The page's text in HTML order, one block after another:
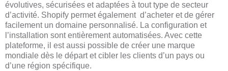
évolutives, sécurisées et adaptées à tout type de secteur
d’activité. Shopify permet également d’acheter et de gérer
facilement un domaine personnalisé. La configuration et
l’installation sont entièrement automatisées. Avec cette
plateforme, il est aussi possible de créer une marque
mondiale dès le départ et cibler les clients d’un pays ou
d’une région spécifique.